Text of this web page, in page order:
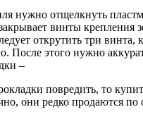
нужно отщелкнуть
винты крепления
открутить три винта,
После этого нужно
–
повредить, то
они редко продаются по